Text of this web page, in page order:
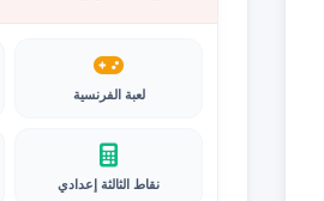
لعبة الفرنسية
نقاط الثالثة إعدادي